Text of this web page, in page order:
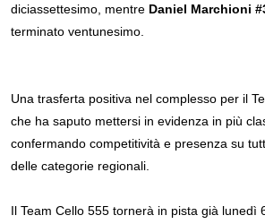
diciassettesimo, mentre Daniel Marchioni
terminato ventunesimo.
Una trasferta positiva nel complesso per il
che ha saputo mettersi in evidenza in più
confermando competitività e presenza su
delle categorie regionali.
Il Team Cello 555 tornerà in pista già lunedì